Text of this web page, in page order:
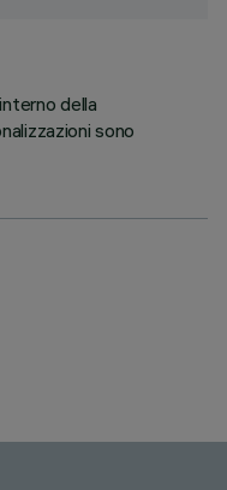
della
sono